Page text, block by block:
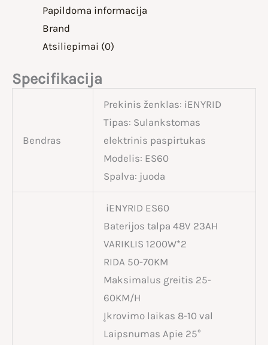
Papildoma informacija
Brand
Atsiliepimai (0)
Specifikacija
Bendras
Prekinis ženklas: iENYRID
Tipas: Sulankstomas
elektrinis paspirtukas
Modelis: ES60
Spalva: juoda
iENYRID ES60
Baterijos talpa 48V 23AH
VARIKLIS 1200W*2
RIDA 50-70KM
Maksimalus greitis 25-
60KM/H
Įkrovimo laikas 8-10 val
Laipsnumas Apie 25°